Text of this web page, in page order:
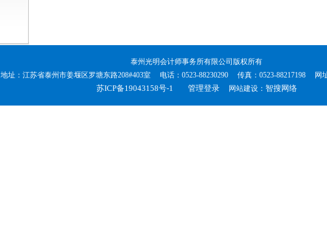
泰州光明会计师事务所有限公司版权所有
地址：江苏省泰州市姜堰区罗塘东路208#403室 电话：0523-88230290 传真：0523-88217198 网址
苏ICP备19043158号-1 管理登录网站建设： 智搜网络